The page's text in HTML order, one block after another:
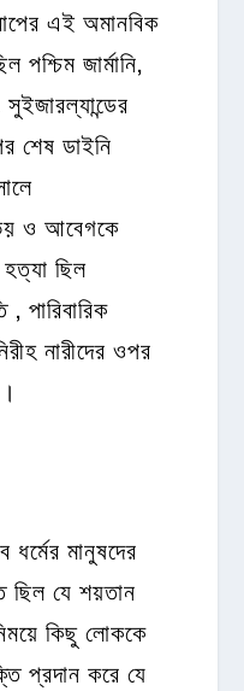
এই অমানবিক
পশ্চিম জার্মানি,
শেষ ডাইনি
ও আবেগকে
ছিল
, পারিবারিক
নারীদের ওপর
মানুষদের
ছিল যে শয়তান
কিছু লোককে
প্রদান করে যে